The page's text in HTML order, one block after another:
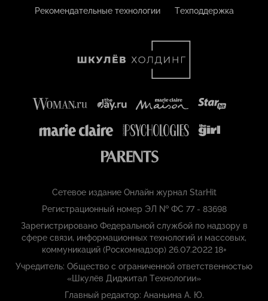
Рекомендательные технологии
Техподдержка
Сетевое издание Онлайн журнал StarHit
Регистрационный номер ЭЛ № ФС 77 - 83698
Зарегистрировано Федеральной службой по надзору в
сфере связи, информационных технологий и массовых,
коммуникаций (Роскомнадзор) 26.07.2022 18+
Учредитель: Общество с ограниченной ответственностью
«Шкулёв Диджитал Технологии»
Главный редактор: Ананьина А. Ю.